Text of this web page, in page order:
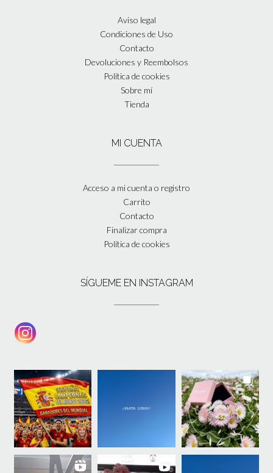
Aviso legal
Condiciones de Uso
Contacto
Devoluciones y Reembolsos
Política de cookies
Sobre mí
Tienda
MI CUENTA
Acceso a mi cuenta o registro
Carrito
Contacto
Finalizar compra
Política de cookies
SÍGUEME EN INSTAGRAM